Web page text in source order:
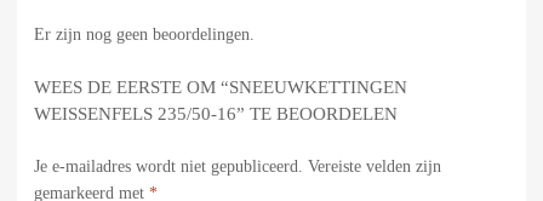
Er zijn nog geen beoordelingen.
WEES DE EERSTE OM “SNEEUWKETTINGEN
WEISSENFELS 235/50-16” TE BEOORDELEN
Je e-mailadres wordt niet gepubliceerd. Vereiste velden zijn
gemarkeerd met *